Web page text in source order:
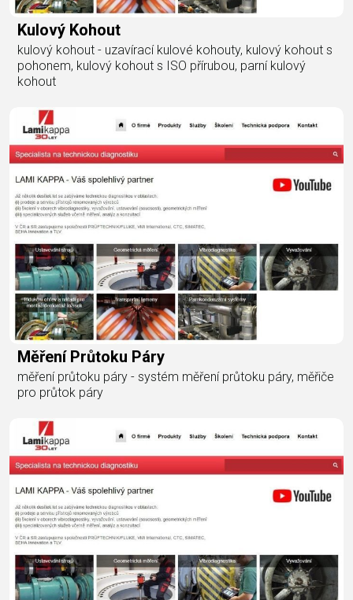
Kulový Kohout
kulový kohout - uzavírací kulové kohouty, kulový kohout s
pohonem, kulový kohout s ISO přírubou, parní kulový
kohout
Měření Průtoku Páry
měření průtoku páry - systém měření průtoku páry, měřiče
pro průtok páry